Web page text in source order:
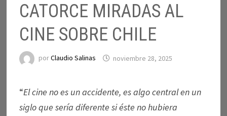
CATORCE MIRADAS AL
CINE SOBRE CHILE
porClaudio Salinas noviembre 28, 2025
“El cine no es un accidente, es algo central en un
siglo que sería diferente si éste no hubiera